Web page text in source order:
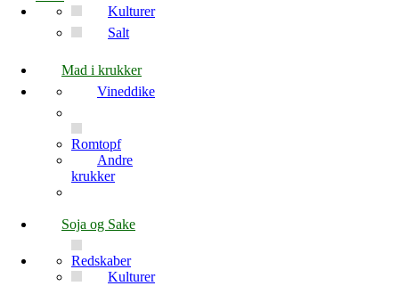
Kulturer
Salt
Mad i krukker
Vineddike
Romtopf
Andre
krukker
Soja og Sake
Redskaber
Kulturer